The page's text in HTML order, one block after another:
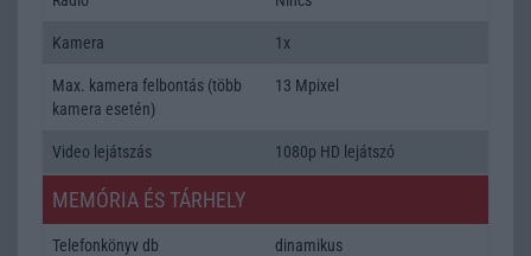
Kamera 1x
Max. kamera felbontás (több
kamera esetén)
13 Mpixel
Video lejátszás 1080p HD lejátszó
MEMÓRIA ÉS TÁRHELY
Telefonkönyv db dinamikus